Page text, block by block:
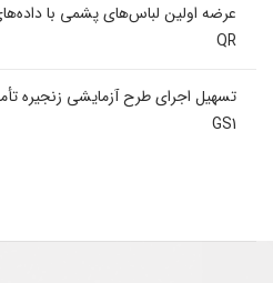
عرضه اولین لباس‌های پشمی با
QR
GS1